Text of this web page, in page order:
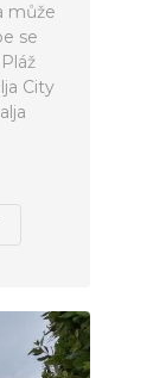
může
se
City